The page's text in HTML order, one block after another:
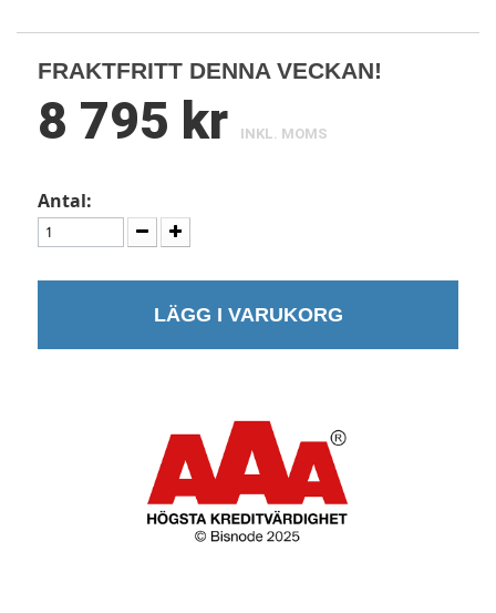
FRAKTFRITT DENNA VECKAN!
8 795 kr INKL. MOMS
Antal:
LÄGG I VARUKORG